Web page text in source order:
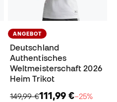
ANGEBOT
Deutschland
Authentisches
Weltmeisterschaft 2026
Heim Trikot
149,99 €111,99 €−25%